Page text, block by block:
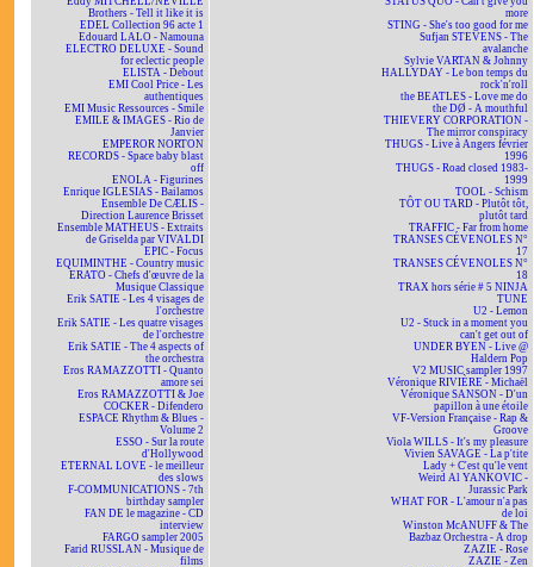
Brothers - Tell it like it is
EDEL Collection 96 acte 1
Edouard LALO - Namouna
ELECTRO DELUXE - Sound
for eclectic people
ELISTA - Debout
EMI Cool Price - Les
authentiques
EMI Music Ressources - Smile
EMILE & IMAGES - Rio de
Janvier
EMPEROR NORTON
RECORDS - Space baby blast
off
ENOLA - Figurines
Enrique IGLESIAS - Bailamos
Ensemble De CÆLIS -
Direction Laurence Brisset
Ensemble MATHEUS - Extraits
de Griselda par VIVALDI
EPIC - Focus
EQUIMINTHE - Country music
ERATO - Chefs d'œuvre de la
Musique Classique
Erik SATIE - Les 4 visages de
l'orchestre
Erik SATIE - Les quatre visages
de l'orchestre
Erik SATIE - The 4 aspects of
the orchestra
Eros RAMAZZOTTI - Quanto
amore sei
Eros RAMAZZOTTI & Joe
COCKER - Difendero
ESPACE Rhythm & Blues -
Volume 2
ESSO - Sur la route
d'Hollywood
ETERNAL LOVE - le meilleur
des slows
F-COMMUNICATIONS - 7th
birthday sampler
FAN DE le magazine - CD
interview
FARGO sampler 2005
Farid RUSSLAN - Musique de
films
more
STING - She's too good for me
Sufjan STEVENS - The
avalanche
Sylvie VARTAN & Johnny
HALLYDAY - Le bon temps du
rock'n'roll
the BEATLES - Love me do
the DØ - A mouthful
THIEVERY CORPORATION -
The mirror conspiracy
THUGS - Live à Angers février
1996
THUGS - Road closed 1983-
1999
TOOL - Schism
TÔT OU TARD - Plutôt tôt,
plutôt tard
TRAFFIC - Far from home
TRANSES CÉVENOLES N°
17
TRANSES CÉVENOLES N°
18
TRAX hors série # 5 NINJA
TUNE
U2 - Lemon
U2 - Stuck in a moment you
can't get out of
UNDER BYEN - Live @
Haldern Pop
V2 MUSIC sampler 1997
Véronique RIVIÈRE - Michaël
Véronique SANSON - D'un
papillon à une étoile
VF-Version Française - Rap &
Groove
Viola WILLS - It's my pleasure
Vivien SAVAGE - La p'tite
Lady + C'est qu'le vent
Weird Al YANKOVIC -
Jurassic Park
WHAT FOR - L'amour n'a pas
de loi
Winston McANUFF & The
Bazbaz Orchestra - A drop
ZAZIE - Rose
ZAZIE - Zen